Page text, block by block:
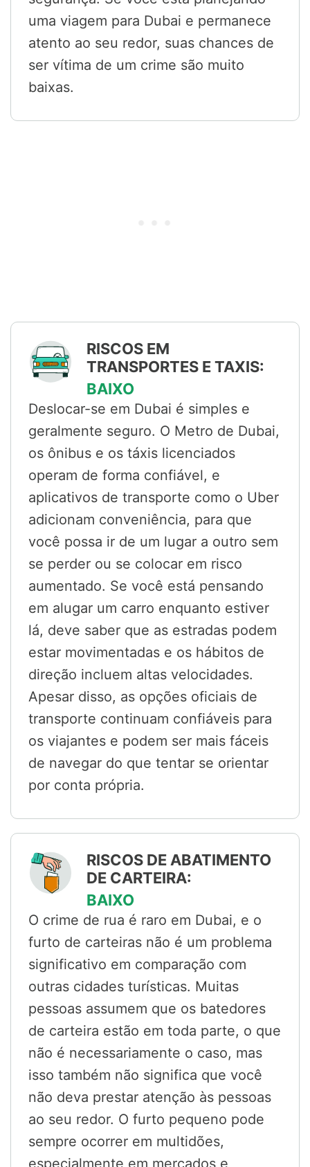
uma viagem para Dubai e permanece
atento ao seu redor, suas chances de
ser vítima de um crime são muito
baixas.
RISCOS EM
TRANSPORTES E TAXIS:
BAIXO
Deslocar-se em Dubai é simples e
geralmente seguro. O Metro de Dubai,
os ônibus e os táxis licenciados
operam de forma confiável, e
aplicativos de transporte como o Uber
adicionam conveniência, para que
você possa ir de um lugar a outro sem
se perder ou se colocar em risco
aumentado. Se você está pensando
em alugar um carro enquanto estiver
lá, deve saber que as estradas podem
estar movimentadas e os hábitos de
direção incluem altas velocidades.
Apesar disso, as opções oficiais de
transporte continuam confiáveis para
os viajantes e podem ser mais fáceis
de navegar do que tentar se orientar
por conta própria.
RISCOS DE ABATIMENTO
DE CARTEIRA:
BAIXO
O crime de rua é raro em Dubai, e o
furto de carteiras não é um problema
significativo em comparação com
outras cidades turísticas. Muitas
pessoas assumem que os batedores
de carteira estão em toda parte, o que
não é necessariamente o caso, mas
isso também não significa que você
não deva prestar atenção às pessoas
ao seu redor. O furto pequeno pode
sempre ocorrer em multidões,